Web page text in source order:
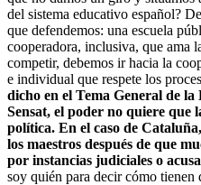
del sistema educativo español?
que defendemos: una escuela
cooperadora, inclusiva, que ama
competir, debemos ir hacia la
e individual que respete los
dicho en el Tema General de la
Sensat, el poder no quiere que
política. En el caso de
los maestros después de que
por instancias judiciales o
soy quién para decir cómo tienen